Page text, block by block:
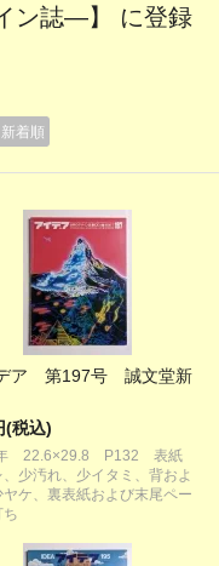
ン誌―】 に登録
新着順
ア 第197号 誠文堂新
(税込)
22.6×29.8 P132 表紙
、少汚れ、少イタミ、背およ
ヤケ、裏表紙および末尾ペー
ち